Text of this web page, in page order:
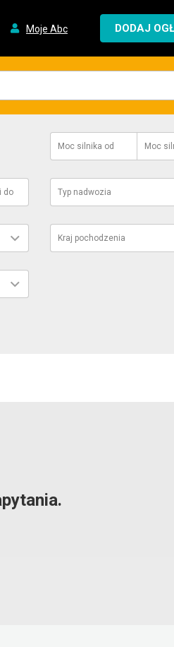
Moje Abc DODAJ
Moc silnika od Moc
do Typ nadwozia
Kraj pochodzenia